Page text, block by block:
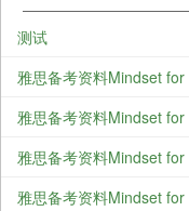
测试
雅思备考资料Mindset
雅思备考资料Mindset
雅思备考资料Mindset
雅思备考资料Mindset